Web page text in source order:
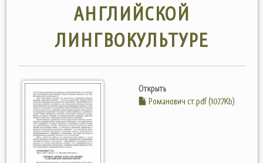
АНГЛИЙСКОЙ
ЛИНГВОКУЛЬТУРЕ
Открыть
Романович ст.pdf (107.7Kb)